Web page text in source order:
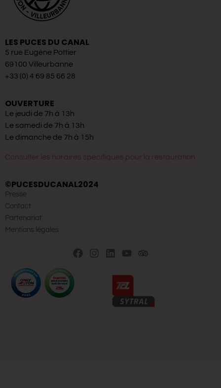
LES PUCES DU CANAL
5 rue Eugène Pottier
69100 Villeurbanne
+33 (0) 4 69 85 66 28
OUVERTURE
Le jeudi de 7h à 13h
Le samedi de 7h à 13h
Le dimanche de 7h à 15h
Consulter les horaires spécifiques pour la restauration
©PUCESDUCANAL2024
Presse
Contact
Partenariat
Mentions légales